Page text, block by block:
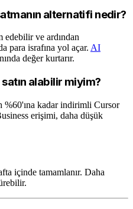
alternatifi nedir?
edebilir ve ardından
para israfına yol açar. AI
değer kurtarır.
alabilir miyim?
%60'ına kadar indirimli Cursor
erişimi, daha düşük
içinde tamamlanır. Daha